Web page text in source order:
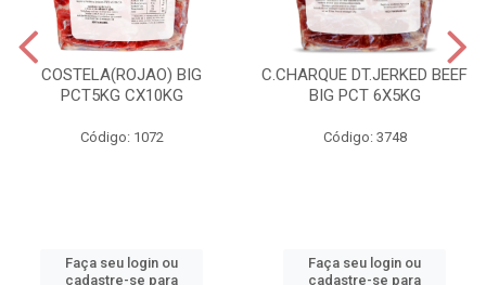
COSTELA(ROJAO) BIG
PCT5KG CX10KG
Código: 1072
Faça seu login ou
cadastre-se para
C.CHARQUE DT.JERKED BEEF
BIG PCT 6X5KG
Código: 3748
Faça seu login ou
cadastre-se para